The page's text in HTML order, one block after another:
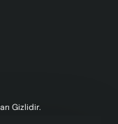
Gizlidir.